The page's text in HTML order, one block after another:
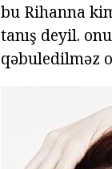
bu Rihanna
tanış deyil.
qəbuledilməz